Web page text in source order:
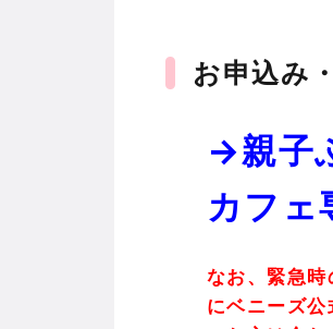
お申込み
→親子
カフェ
なお、緊急
にベニーズ